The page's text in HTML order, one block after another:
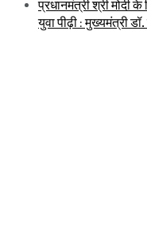
प्रधानमंत्री श्री मोदी
युवा पीढ़ी : मुख्यमंत्री